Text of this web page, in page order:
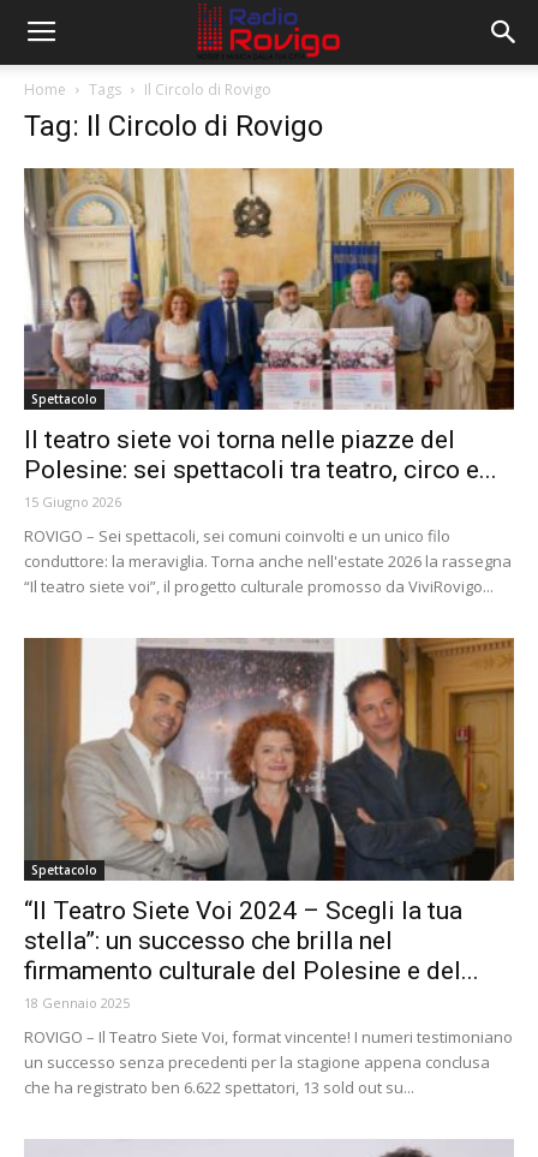
Home Tags Il Circolo di Rovigo
Tag: Il Circolo di Rovigo
Spettacolo
Il teatro siete voi torna nelle piazze del
Polesine: sei spettacoli tra teatro, circo e...
15 Giugno 2026
ROVIGO – Sei spettacoli, sei comuni coinvolti e un unico filo
conduttore: la meraviglia. Torna anche nell'estate 2026 la rassegna
“Il teatro siete voi”, il progetto culturale promosso da ViviRovigo...
Spettacolo
“Il Teatro Siete Voi 2024 – Scegli la tua
stella”: un successo che brilla nel
firmamento culturale del Polesine e del...
18 Gennaio 2025
ROVIGO – Il Teatro Siete Voi, format vincente! I numeri testimoniano
un successo senza precedenti per la stagione appena conclusa
che ha registrato ben 6.622 spettatori, 13 sold out su...